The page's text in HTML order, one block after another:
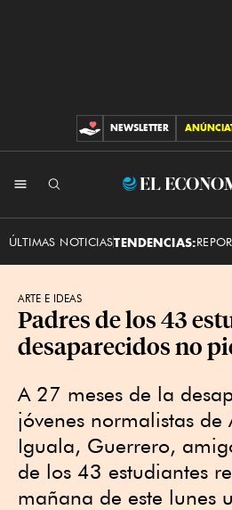
CONTRIBUCIONES
NEWSLETTER
El
ÚLTIMAS NOTICIASTENDENCIAS:
ARTE E IDEAS
Padres de los 43
desaparecidos no
A 27 meses de la
jóvenes normalistas de
Iguala, Guerrero,
de los 43 estudiantes
mañana de este lunes